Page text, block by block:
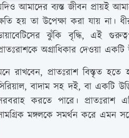
আমাদের ব্যস্ত জীবন প্রায়ই
হয় তা উপেক্ষা করা যায় না।
ঝুঁকি বৃদ্ধি, এই
অগ্রাধিকার দেওয়া
রাখবেন, প্রাতঃরাশ বিস্তৃত
বাদাম সহ দই, বা একটি
করতে পারে। প্রাতঃরাশ
মঙ্গলকে সমর্থন করে এমন